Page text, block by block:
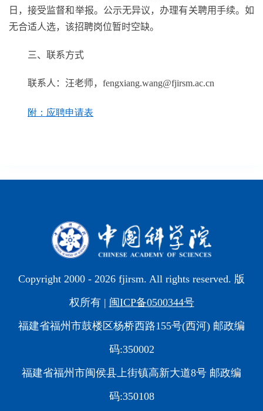
日，接受监督和举报。公示无异议，办理有关聘用手续。如
无合适人选，该招聘岗位暂时空缺。
三、联系方式
联系人： 汪老师， fengxiang.wang@fjirsm.ac.cn
附：应聘申请表
Copyright 2000 - 2026 fjirsm. All rights reserved. 版
权所有 | 闽ICP备0500344号
福建省福州市鼓楼区杨桥西路155号(西河) 邮政编
码:350002
福建省福州市闽侯县上街镇高新大道8号 邮政编
码:350108